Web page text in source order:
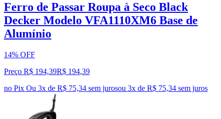
Ferro de Passar Roupa à Seco Black
Decker Modelo VFA1110XM6 Base de
Alumínio
14% OFF
Preço R$ 194,39R$ 194,39
no Pix Ou 3x de R$ 75,34 sem jurosou 3x de R$ 75,34 sem juros